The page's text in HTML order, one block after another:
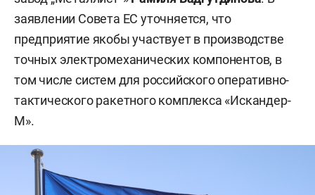
заявлении Совета ЕС уточняется, что
предприятие якобы участвует в производстве
точных электромеханических компонентов, в
том числе систем для российского оперативно-
тактического ракетного комплекса «Искандер-
М».